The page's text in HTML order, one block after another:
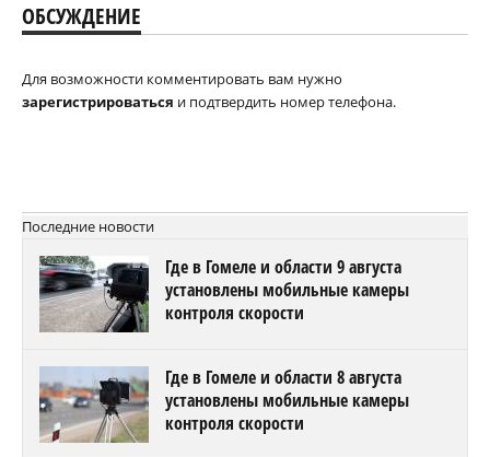
ОБСУЖДЕНИЕ
Для возможности комментировать вам нужно
зарегистрироваться и подтвердить номер телефона.
Последние новости
Где в Гомеле и области 9 августа
установлены мобильные камеры
контроля скорости
Где в Гомеле и области 8 августа
установлены мобильные камеры
контроля скорости